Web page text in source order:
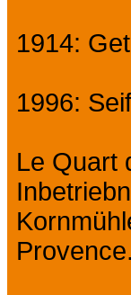
1914:
1996:
Le Quart
Provence.